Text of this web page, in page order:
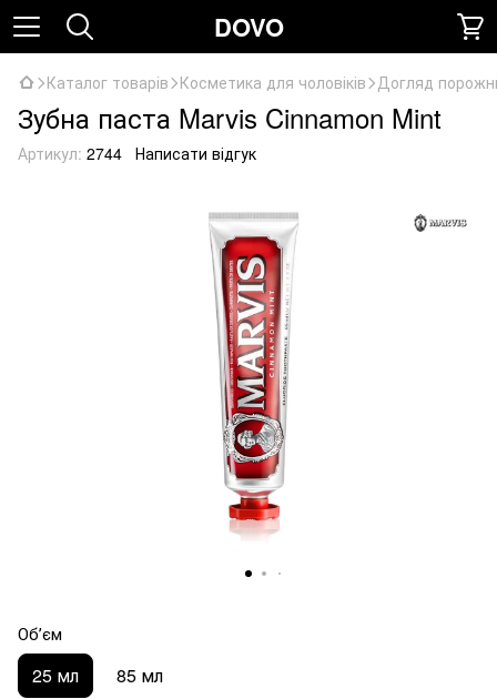
DOVO
Каталог товарів Косметика для чоловіків Догляд
Зубна паста Marvis Cinnamon Mint
Артикул: 2744 Написати відгук
Обʼєм
25 мл 85 мл